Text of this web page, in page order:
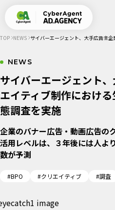
TOP NEWS サイバーエージェント、大手広告主
NEWS
サイバーエージェント
エイティブ制作におけ
態調査を実施
企業のバナー広告・動画広告の
活用レベルは、３年後には人よ
数が予測
#BPO #クリエイティブ #調査